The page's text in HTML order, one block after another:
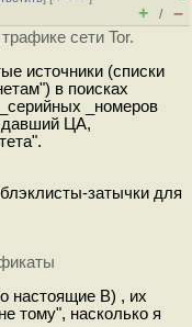
+ / –
сети Tor.
источники (списки
в поисках
_номеров
ЦА,
затычки для
настоящие B) , их
тому", насколько я